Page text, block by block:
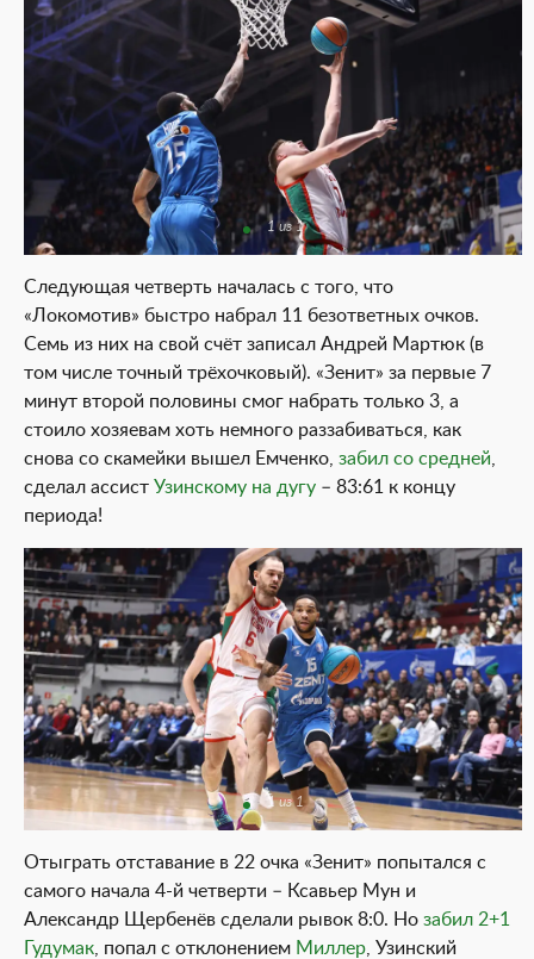
1 из 1
Следующая четверть началась с того, что
«Локомотив» быстро набрал 11 безответных очков.
Семь из них на свой счёт записал Андрей Мартюк (в
том числе точный трёхочковый). «Зенит» за первые 7
минут второй половины смог набрать только 3, а
стоило хозяевам хоть немного раззабиваться, как
снова со скамейки вышел Емченко, забил со средней
сделал ассист Узинскому на дугу – 83:61 к концу
периода!
1 из 1
Отыграть отставание в 22 очка «Зенит» попытался с
самого начала 4-й четверти – Ксавьер Мун и
Александр Щербенёв сделали рывок 8:0. Но забил 2+1
Гудумак , попал с отклонением Миллер , Узинский